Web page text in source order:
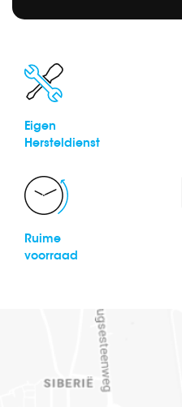
Eigen
Hersteldienst
Ruime
voorraad